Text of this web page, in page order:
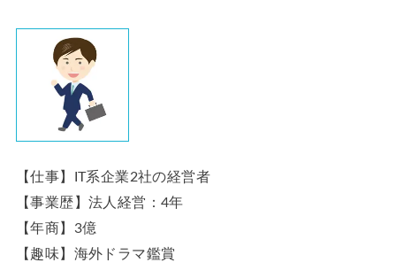
【仕事】IT系企業2社の経営者
【事業歴】法人経営：4年
【年商】3億
【趣味】海外ドラマ鑑賞